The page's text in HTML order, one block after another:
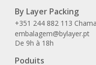
By Layer Packing
+351 244 882 113
embalagem@bylayer.pt
De 9h à 18h
Poduits